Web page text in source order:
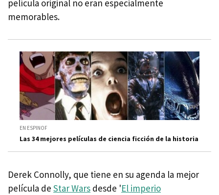
película original no eran especialmente
memorables.
EN ESPINOF
Las 34 mejores películas de ciencia ficción de la historia
Derek Connolly, que tiene en su agenda la mejor
película de Star Wars desde 'El imperio